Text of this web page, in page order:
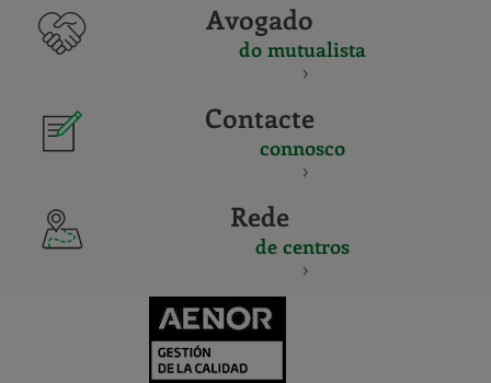
Avogado
do mutualista
Contacte
connosco
Rede
de centros
Y